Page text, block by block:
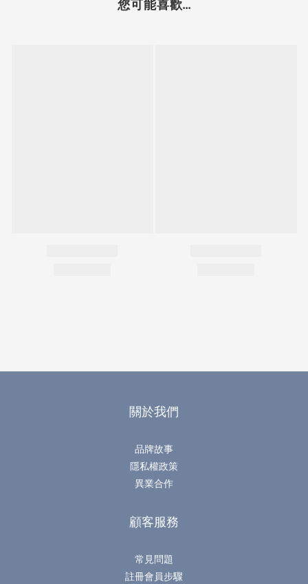
您可能喜歡...
關於我們
品牌故事
隱私權政策
異業合作
顧客服務
常見問題
註冊會員步驟